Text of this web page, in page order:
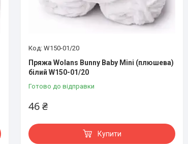
W150-01/20
Пряжа Wolans Bunny Baby Mini (плюшева)
білий W150-01/20
Готово до відправки
46 ₴
Купити